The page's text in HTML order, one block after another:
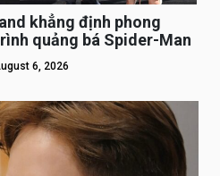
khẳng định phong
quảng bá Spider-Man
6, 2026